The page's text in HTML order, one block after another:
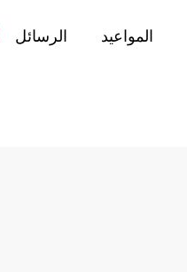
المواعيد الرسائل